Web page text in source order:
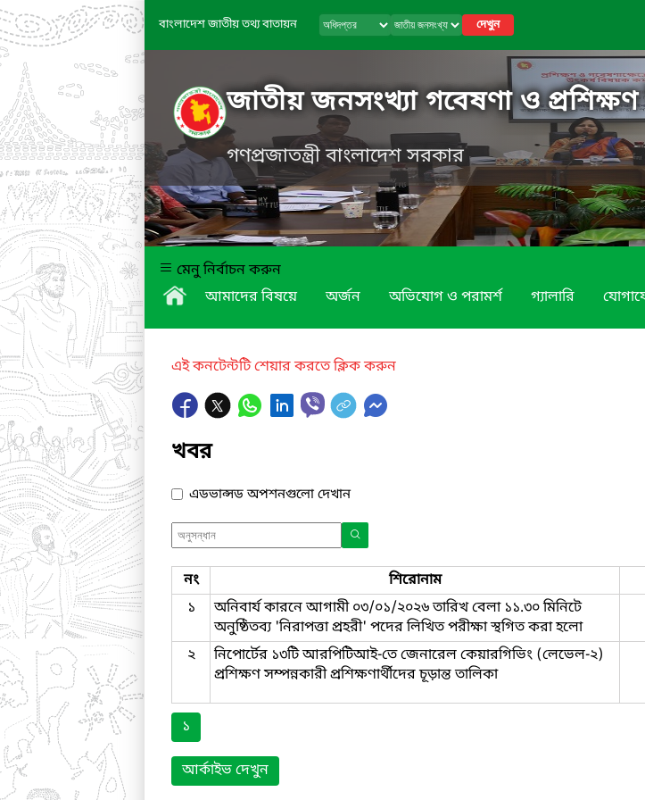
বাংলাদেশ জাতীয় তথ্য বাতায়ন দেখুন
জাতীয় জনসংখ্যা গবেষণা ও প্রশিক্ষণ
গণপ্রজাতন্ত্রী বাংলাদেশ সরকার
মেনু নির্বাচন করুন
আমাদের বিষয়ে
অর্জন অভিযোগ ও পরামর্শ গ্যালারি
এই কনটেন্টটি শেয়ার করতে ক্লিক করুন
খবর
এডভান্সড অপশনগুলো দেখান
নং শিরোনাম
১
অনিবার্য কারনে আগামী ০৩/০১/২০২৬ তারিখ বেলা ১১.৩০ মিনিটে
অনুষ্ঠিতব্য 'নিরাপত্তা প্রহরী' পদের লিখিত পরীক্ষা স্থগিত করা হলো
২
নিপোর্টের ১৩টি আরপিটিআই-তে জেনারেল কেয়ারগিভিং (লেভেল-২)
প্রশিক্ষণ সম্পন্নকারী প্রশিক্ষণার্থীদের চূড়ান্ত তালিকা
১
আর্কাইভ দেখুন